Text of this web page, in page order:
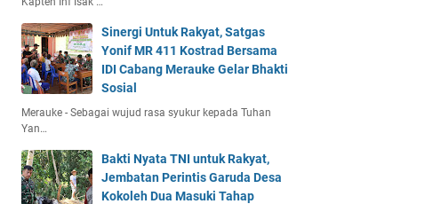
Sinergi Untuk Rakyat, Satgas
Yonif MR 411 Kostrad Bersama
IDI Cabang Merauke Gelar Bhakti
Sosial
Merauke - Sebagai wujud rasa syukur kepada Tuhan
Yan…
Bakti Nyata TNI untuk Rakyat,
Jembatan Perintis Garuda Desa
Kokoleh Dua Masuki Tahap